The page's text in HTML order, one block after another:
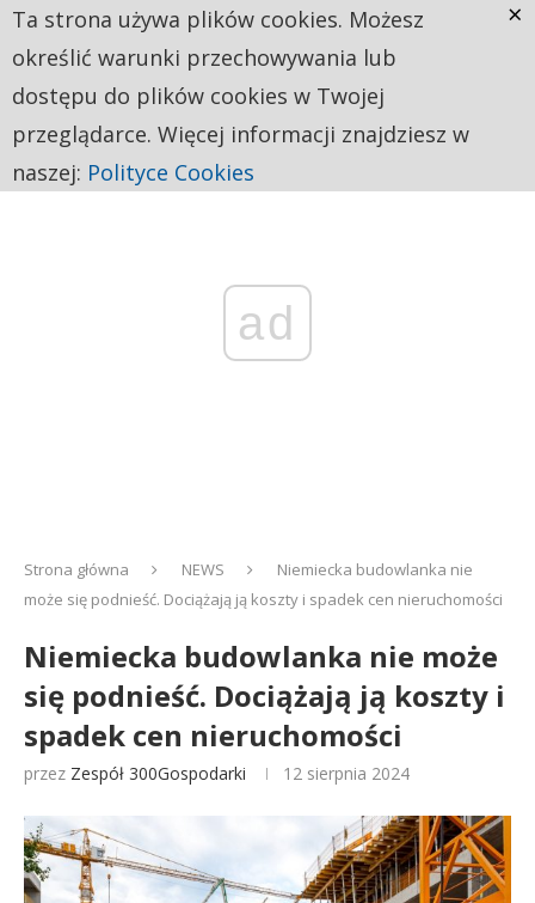
ad
Strona główna NEWS
Niemiecka budowlanka nie
może się podnieść. Dociążają ją koszty i spadek cen nieruchomości
Niemiecka budowlanka nie może
się podnieść. Dociążają ją koszty i
spadek cen nieruchomości
przez Zespół 300Gospodarki 12 sierpnia 2024
Ta strona używa plików cookies. Możesz
określić warunki przechowywania lub
dostępu do plików cookies w Twojej
przeglądarce. Więcej informacji znajdziesz w
naszej: Polityce Cookies
×